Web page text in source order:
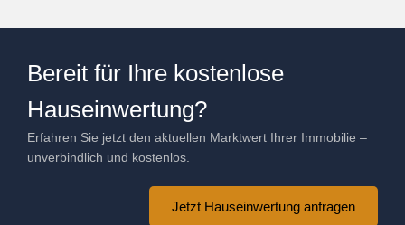
Bereit für Ihre kostenlose
Hauseinwertung?
Erfahren Sie jetzt den aktuellen Marktwert Ihrer Immobilie –
unverbindlich und kostenlos.
Jetzt Hauseinwertung anfragen